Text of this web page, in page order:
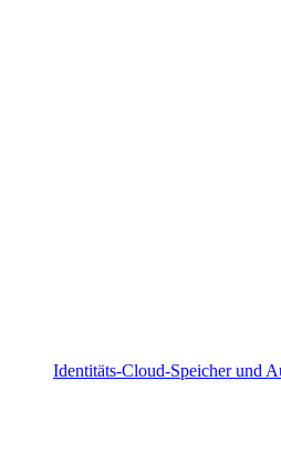
Identitäts-Cloud-Speicher und